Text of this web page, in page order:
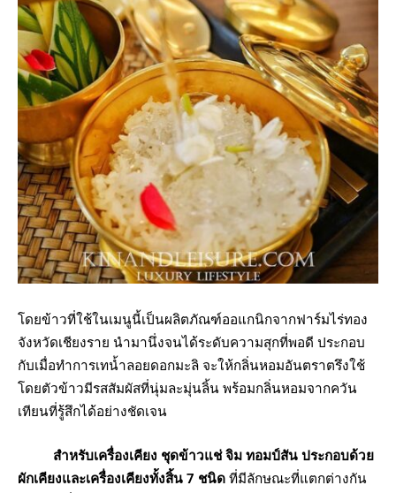
โดยข้าวที่ใช้ในเมนูนี้เป็นผลิตภัณฑ์ออแกนิกจากฟาร์มไร่ทอง
จังหวัดเชียงราย นำมานึ่งจนได้ระดับความสุกที่พอดี ประกอบ
กับเมื่อทำการเทน้ำลอยดอกมะลิ จะให้กลิ่นหอมอันตราตรึงใช้
โดยตัวข้าวมีรสสัมผัสที่นุ่มละมุ่นลิ้น พร้อมกลิ่นหอมจากควัน
เทียนที่รู้สึกได้อย่างชัดเจน
สำหรับเครื่องเคียง ชุดข้าวแช่ จิม ทอมป์สัน ประกอบด้วย
ผักเคียงและเครื่องเคียงทั้งสิ้น 7 ชนิด ที่มีลักษณะที่แตกต่างกัน